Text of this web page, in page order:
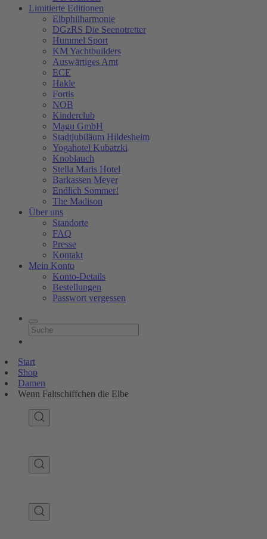
Limitierte Editionen
Elbphilharmonie
DGzRS Die Seenotretter
Hummel Sport
KM Yachtbuilders
Auswärtiges Amt
ECE
Hakle
Fortis
NOB
Kinderclub
Magu GmbH
Stadtjubiläum Hildesheim
Yogahotel Kubatzki
Knoblauch
Stella Maris Hotel
Barkassen Meyer
Endlich Sommer!
The Madison
Über uns
Standorte
FAQ
Presse
Kontakt
Mein Konto
Konto-Details
Bestellungen
Passwort vergessen
Start
Shop
Damen
Wenn Faltschiffchen die Elbe